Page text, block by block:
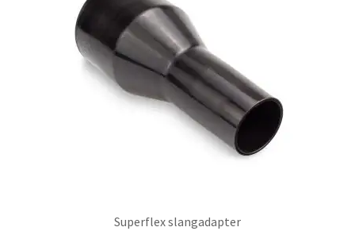
Superflex slangadapter